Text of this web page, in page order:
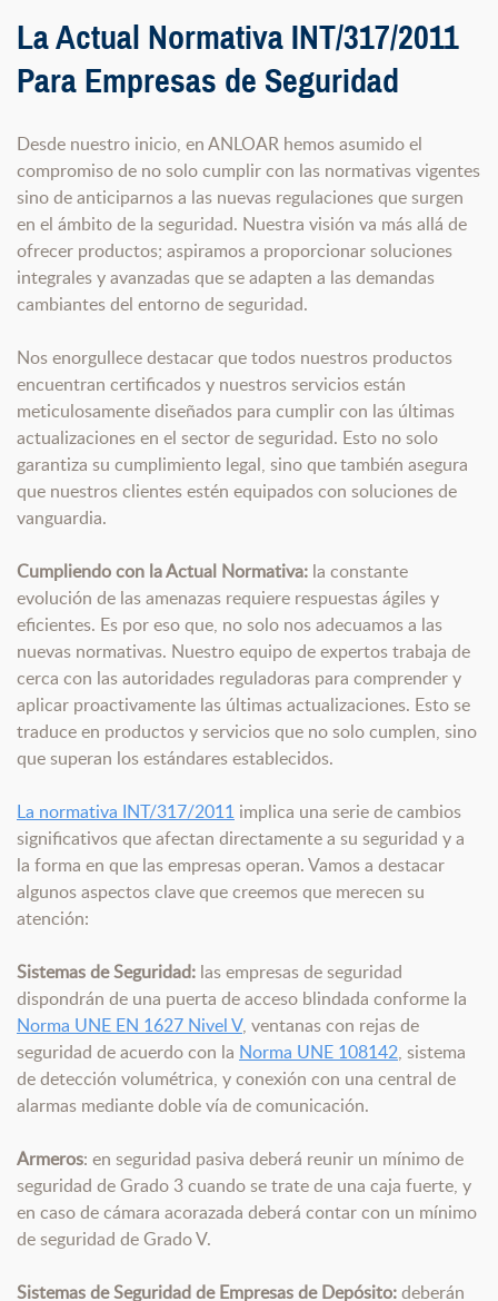
La Actual Normativa INT/317/2011
Para Empresas de Seguridad
Desde nuestro inicio, en ANLOAR hemos asumido el
compromiso de no solo cumplir con las normativas vigentes
sino de anticiparnos a las nuevas regulaciones que surgen
en el ámbito de la seguridad. Nuestra visión va más allá de
ofrecer productos; aspiramos a proporcionar soluciones
integrales y avanzadas que se adapten a las demandas
cambiantes del entorno de seguridad.
Nos enorgullece destacar que todos nuestros productos
encuentran certificados y nuestros servicios están
meticulosamente diseñados para cumplir con las últimas
actualizaciones en el sector de seguridad. Esto no solo
garantiza su cumplimiento legal, sino que también asegura
que nuestros clientes estén equipados con soluciones de
vanguardia.
Cumpliendo con la Actual Normativa: la constante
evolución de las amenazas requiere respuestas ágiles y
eficientes. Es por eso que, no solo nos adecuamos a las
nuevas normativas. Nuestro equipo de expertos trabaja de
cerca con las autoridades reguladoras para comprender y
aplicar proactivamente las últimas actualizaciones. Esto se
traduce en productos y servicios que no solo cumplen, sino
que superan los estándares establecidos.
La normativa INT/317/2011 implica una serie de cambios
significativos que afectan directamente a su seguridad y a
la forma en que las empresas operan. Vamos a destacar
algunos aspectos clave que creemos que merecen su
atención:
Sistemas de Seguridad: las empresas de seguridad
dispondrán de una puerta de acceso blindada conforme la
Norma UNE EN 1627 Nivel V, ventanas con rejas de
seguridad de acuerdo con la Norma UNE 108142, sistema
de detección volumétrica, y conexión con una central de
alarmas mediante doble vía de comunicación.
Armeros: en seguridad pasiva deberá reunir un mínimo de
seguridad de Grado 3 cuando se trate de una caja fuerte, y
en caso de cámara acorazada deberá contar con un mínimo
de seguridad de Grado V.
Sistemas de Seguridad de Empresas de Depósito:deberán